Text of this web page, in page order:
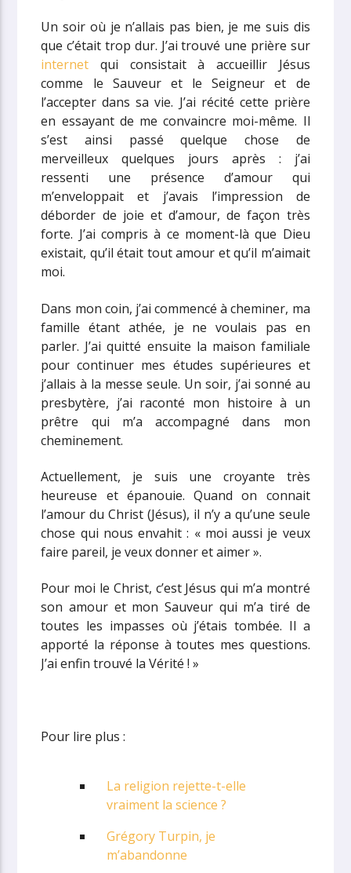
Un soir où je n’allais pas bien, je me suis dis
que c’était trop dur. J’ai trouvé une prière sur
internet qui consistait à accueillir Jésus
comme le Sauveur et le Seigneur et de
l’accepter dans sa vie. J’ai récité cette prière
en essayant de me convaincre moi-même. Il
s’est ainsi passé quelque chose de
merveilleux quelques jours après : j’ai
ressenti une présence d’amour qui
m’enveloppait et j’avais l’impression de
déborder de joie et d’amour, de façon très
forte. J’ai compris à ce moment-là que Dieu
existait, qu’il était tout amour et qu’il m’aimait
moi.
Dans mon coin, j’ai commencé à cheminer, ma
famille étant athée, je ne voulais pas en
parler. J’ai quitté ensuite la maison familiale
pour continuer mes études supérieures et
j’allais à la messe seule. Un soir, j’ai sonné au
presbytère, j’ai raconté mon histoire à un
prêtre qui m’a accompagné dans mon
cheminement.
Actuellement, je suis une croyante très
heureuse et épanouie. Quand on connait
l’amour du Christ (Jésus), il n’y a qu’une seule
chose qui nous envahit : « moi aussi je veux
faire pareil, je veux donner et aimer ».
Pour moi le Christ, c’est Jésus qui m’a montré
son amour et mon Sauveur qui m’a tiré de
toutes les impasses où j’étais tombée. Il a
apporté la réponse à toutes mes questions.
J’ai enfin trouvé la Vérité ! »
Pour lire plus :
La religion rejette-t-elle
vraiment la science ?
Grégory Turpin, je
m’abandonne